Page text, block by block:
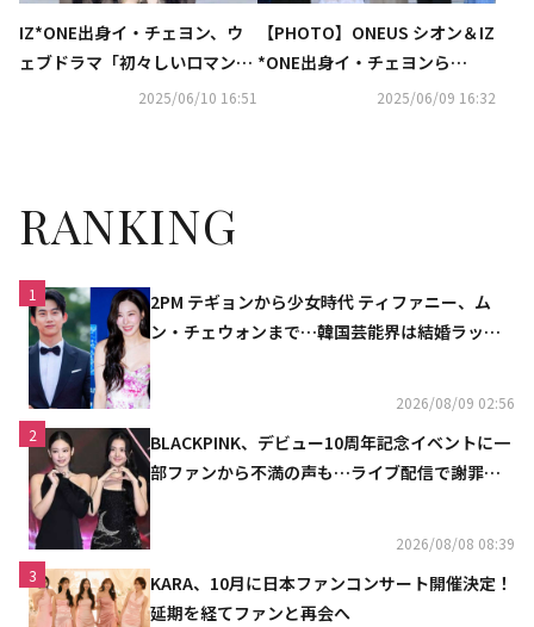
IZ*ONE出身イ・チェヨン、ウ
ェブドラマ「初々しいロマン
ス」で女優デビュー“コメディ
2025/06/10 16:51
【PHOTO】ONEUS シオン＆IZ
*ONE出身イ・チェヨンら
「初々しいロマンス」制作発表
2025/06/09 16:32
RANKING
1
2PM テギョンから少女時代 ティファニー、ム
ン・チェウォンまで…韓国芸能界は結婚ラッシ
2026/08/09 02:56
2
BLACKPINK、デビュー10周年記念イベントに一
部ファンから不満の声も…ライブ配信で謝罪
2026/08/08 08:39
3
KARA、10月に日本ファンコンサート開催決定！
延期を経てファンと再会へ